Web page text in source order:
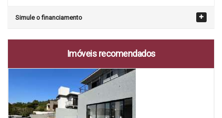
Simule o financiamento
Imóveis recomendados